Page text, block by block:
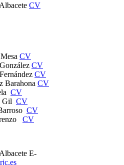
CV
CV
CV
CV
Barahona CV
CV
Gil CV
CV
CV
E-